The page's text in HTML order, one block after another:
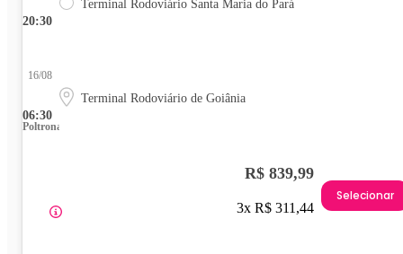
20:30
Terminal Rodoviário Santa Maria do Pará
06:30
16/08
Terminal Rodoviário de Goiânia
Poltrona
R$ 839,99
3x R$ 311,44
Selecionar